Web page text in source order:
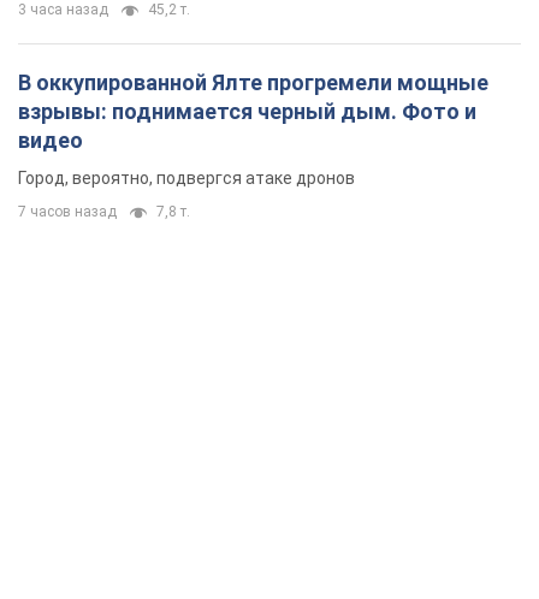
3 часа назад 45,2 т.
В оккупированной Ялте прогремели мощные
взрывы: поднимается черный дым. Фото и
видео
Город, вероятно, подвергся атаке дронов
7 часов назад 7,8 т.